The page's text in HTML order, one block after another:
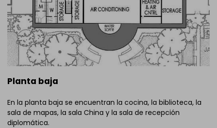
Planta baja
En la planta baja se encuentran la cocina, la biblioteca, la
sala de mapas, la sala China y la sala de recepción
diplomática.